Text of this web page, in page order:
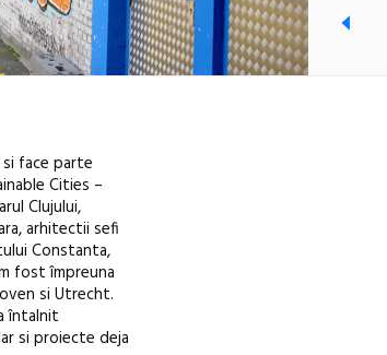
face parte
Cities –
Clujului,
arhitectii sefi
Constanta,
fost împreuna
si Utrecht.
întalnit
si proiecte deja